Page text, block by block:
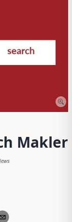
Makler